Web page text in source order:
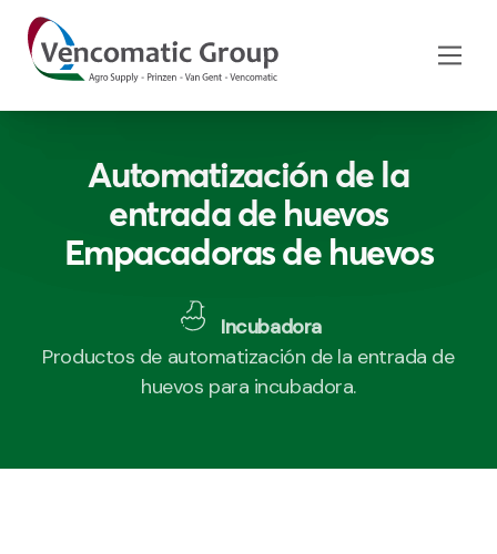
Automatización de la
entrada de huevos
Empacadoras de huevos
Incubadora
Productos de automatización de la entrada de
huevos para incubadora.